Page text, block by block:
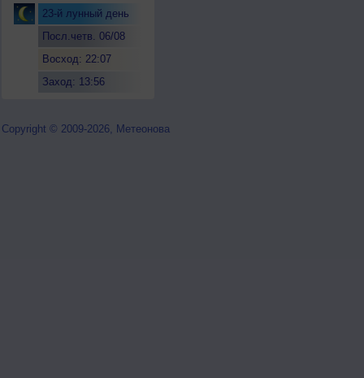
23-й лунный день
Посл.четв. 06/08
Восход: 22:07
Заход: 13:56
Copyright © 2009-2026, Метеонова